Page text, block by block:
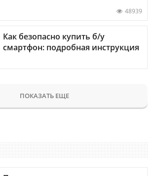
48939
Как безопасно купить б/у
смартфон: подробная инструкция
ПОКАЗАТЬ ЕЩЕ